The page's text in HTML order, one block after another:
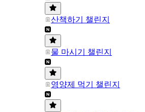
산책하기 챌린지
물 마시기 챌린지
영양제 먹기 챌린지